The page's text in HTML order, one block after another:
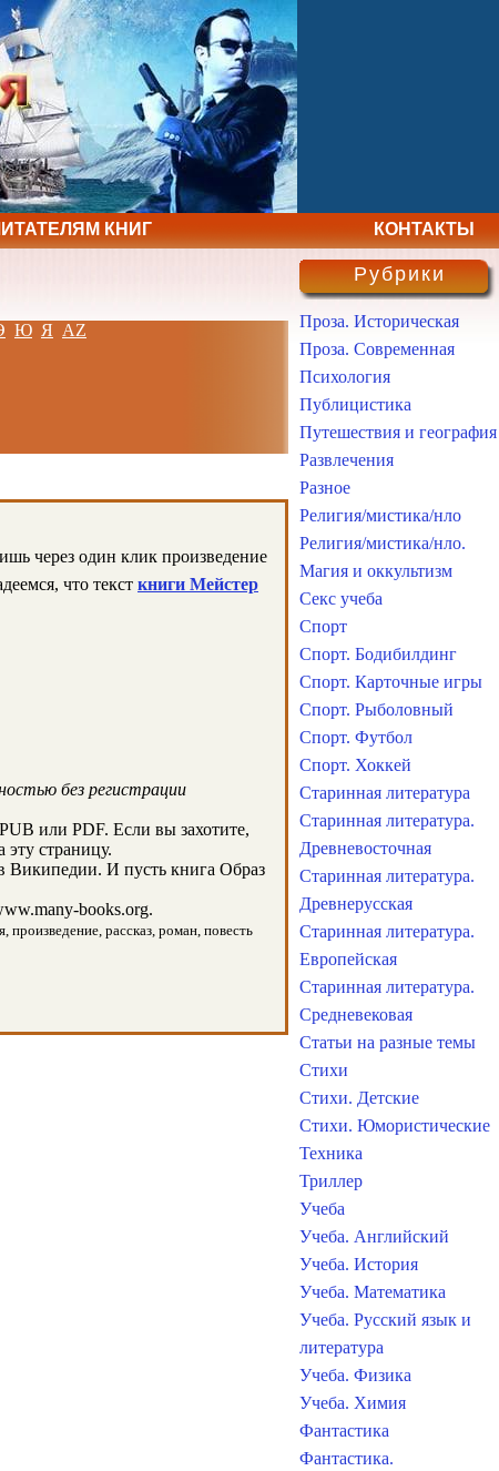
КНИГ КОНТАКТЫ
Ю Я AZ
через один клик произведение
что текст книги Мейстер
без регистрации
или PDF. Если вы захотите,
эту страницу.
Википедии. И пусть книга Образ
books.org.
рассказ, роман, повесть
Рубрики
Проза. Историческая
Проза. Современная
Психология
Публицистика
Путешествия и география
Развлечения
Разное
Религия/мистика/нло
Религия/мистика/нло.
Магия и оккультизм
Секс учеба
Спорт
Спорт. Бодибилдинг
Спорт. Карточные игры
Спорт. Рыболовный
Спорт. Футбол
Спорт. Хоккей
Старинная литература
Старинная литература.
Древневосточная
Старинная литература.
Древнерусская
Старинная литература.
Европейская
Старинная литература.
Средневековая
Статьи на разные темы
Стихи
Стихи. Детские
Стихи. Юмористические
Техника
Триллер
Учеба
Учеба. Английский
Учеба. История
Учеба. Математика
Учеба. Русский язык и
литература
Учеба. Физика
Учеба. Химия
Фантастика
Фантастика.